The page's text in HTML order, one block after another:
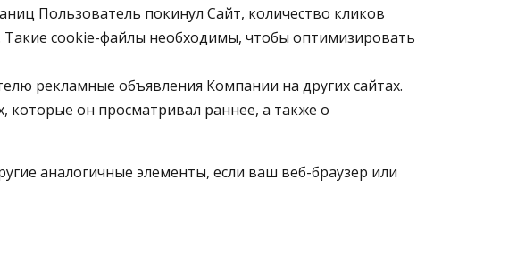
Пользователь покинул Сайт, количество кликов
cookie-файлы необходимы, чтобы оптимизировать
рекламные объявления Компании на других сайтах.
которые он просматривал раннее, а также о
аналогичные элементы, если ваш веб-браузер или